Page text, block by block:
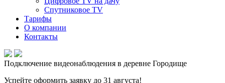
Спутниковое TV
Тарифы
О компании
Контакты
Подключение видеонаблюдения в деревне Городище
Успейте оформить заявку до 31 августа!